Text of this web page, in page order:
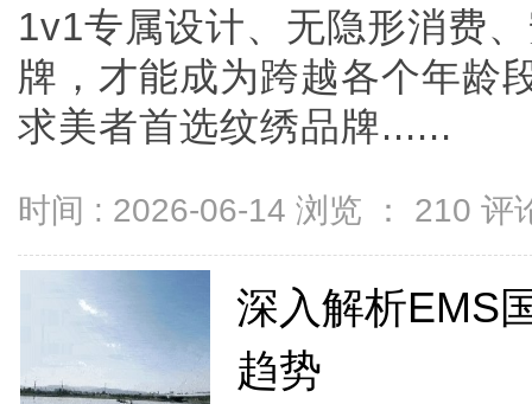
1v1专属设计、无隐形消费
牌，才能成为跨越各个年龄
求美者首选纹绣品牌......
时间 : 2026-06-14 浏览 ： 210 评
深入解析EMS
趋势